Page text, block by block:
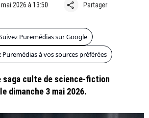
2026 à 13:50 share Partager
Puremédias sur Google
Puremédias à vos sources préférées
saga culte de science-fiction
dimanche 3 mai 2026.